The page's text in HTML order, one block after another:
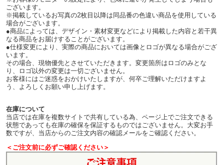
ございます。
※掲載しているお写真の2枚目以降は同品番の色違い商品を使用している
場合がございます。
●商品によっては、デザイン・素材変更などにより掲載した内容と若干異
なる商品をお届けすることがございます。
●仕様変更により、実際の商品においては画像とロゴが異なる場合がござ
います。
その場合、現物優先とさせていただきます。変更箇所はロゴのみとな
り、ロゴ以外の変更は一切ございません。
お客様にはご迷惑をおかけいたしますが、何卒ご理解いただけますよ
う、よろしくお願い申し上げます。
在庫について
当店では在庫を複数サイトで共有している為、ページ上でご注文できる
状態であっても在庫の確保を保証するものではございません。大変お手
数ですが、当店からのご注文内容の確認メールをご確認ください。
＜ご注文前に必ずご確認ください＞